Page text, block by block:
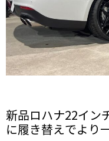
新品ロハナ22イン
に履き替えでより